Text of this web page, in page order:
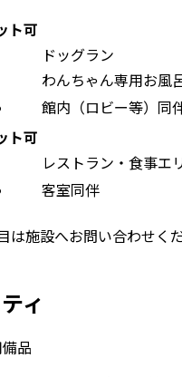
ト可
ドッグラン
わんちゃん専用お風
館内（ロビー等）同
ト可
レストラン・食事エ
客室同伴
施設へお問い合わせくだ
ィ
品